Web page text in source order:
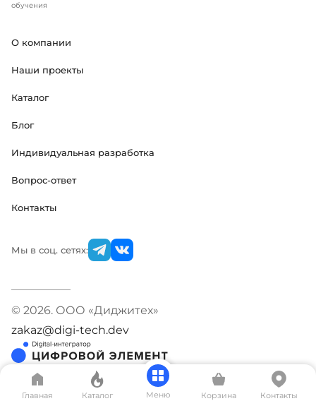
обучения
О компании
Наши проекты
Каталог
Блог
Индивидуальная разработка
Вопрос-ответ
Контакты
Мы в соц. сетях:
© 2026. ООО «Диджитех»
zakaz@digi-tech.dev
Главная Каталог Меню Корзина Контакты